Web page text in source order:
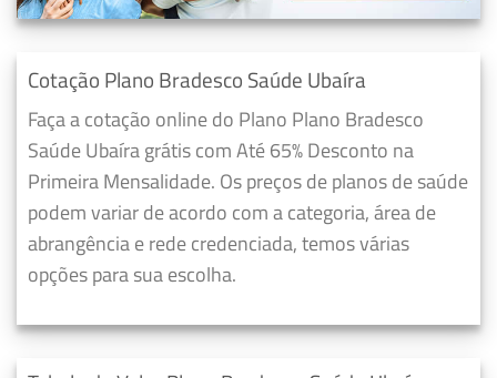
Cotação Plano Bradesco Saúde Ubaíra
Faça a cotação online do Plano Plano Bradesco
Saúde Ubaíra grátis com Até 65% Desconto na
Primeira Mensalidade. Os preços de planos de saúde
podem variar de acordo com a categoria, área de
abrangência e rede credenciada, temos várias
opções para sua escolha.